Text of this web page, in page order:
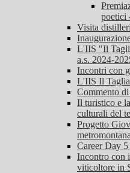
poetici
Visita
L'IIS "Il
a.s. 2024-
Incontri con
L'IIS Il
Commento
Il turistico e
culturali del
Progetto
Career Day
Incontro con
viticoltore in